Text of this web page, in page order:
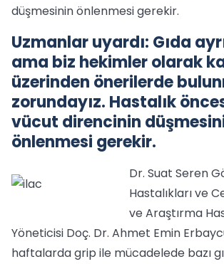
düşmesinin önlenmesi gerekir.
Uzmanlar uyardı: Gıda
ama biz hekimler olarak
üzerinden önerilerde
zorundayız. Hastalık
vücut direncinin
önlenmesi gerekir.
Dr. Suat Seren
Hastalıkları ve
ve Araştırma
Yöneticisi Doç. Dr. Ahmet Emin
haftalarda grip ile mücadelede bazı